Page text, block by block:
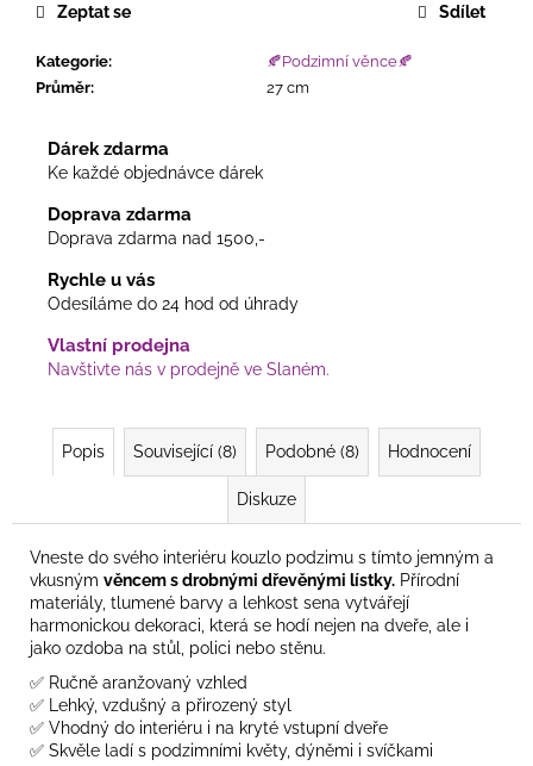
Kategorie:
🍂Podzimní věnce🍂
Průměr: 27 cm
Zeptat se Sdílet
Dárek zdarma
Ke každé objednávce dárek
Doprava zdarma
Doprava zdarma nad 1500,-
Rychle u vás
Odesíláme do 24 hod od úhrady
Vlastní prodejna
Navštivte nás v prodejně ve Slaném.
Popis Související (8) Podobné (8) Hodnocení
Diskuze
Vneste do svého interiéru kouzlo podzimu s tímto jemným a
vkusným věncem s drobnými dřevěnými lístky. Přírodní
materiály, tlumené barvy a lehkost sena vytvářejí
harmonickou dekoraci, která se hodí nejen na dveře, ale i
jako ozdoba na stůl, polici nebo stěnu.
✅ Ručně aranžovaný vzhled
✅ Lehký, vzdušný a přirozený styl
✅ Vhodný do interiéru i na kryté vstupní dveře
✅ Skvěle ladí s podzimními květy, dýněmi i svíčkami